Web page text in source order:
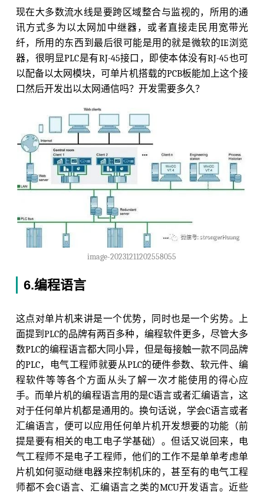
现在大多数流水线是要跨区域整合与监视的，所用的通
讯方式多为以太网加中继器，或者直接走民用宽带光
纤，所用的东西到最后很可能是用的就是微软的IE浏览
器，很明显PLC是有RJ-45接口，即使本体没有RJ-45也可
以配备以太网模块，可单片机搭载的PCB板能加上这个接
口然后开发出以太网通信吗？开发需要多久？
image-20231211202558055
6.编程语言
这点对单片机来讲是一个优势，同时也是一个劣势。上
面提到PLC的品牌有两百多种，编程软件更多，尽管大多
数PLC的编程语言都大同小异，但是每接触一款不同品牌
的PLC，电气工程师就要从PLC的硬件参数、软元件、编
程软件等等各个方面从头了解一次才能使用的得心应
手。而单片机的编程语言用的是C语言或者汇编语言，这
对于任何单片机都是通用的。换句话说，学会C语言或者
汇编语言，便可以应用任何单片机开发想要的功能（前
提是要有相关的电工电子学基础）。但话又说回来，电
气工程师不是电子工程师，他们的工作不是单单考虑单
片机如何驱动继电器来控制机床的，甚至有的电气工程
师都不会C语言、汇编语言之类的MCU开发语言。近些